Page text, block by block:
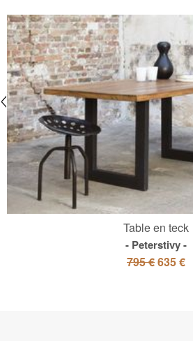
Table en teck
Peterstivy
795 €635 €